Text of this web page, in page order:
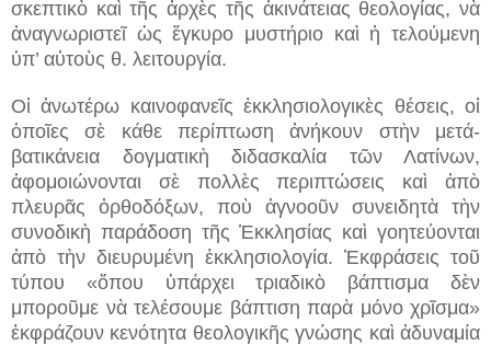
σκεπτικὸ καὶ τῆς ἀρχὲς τῆς ἀκινάτειας θεολογίας, νὰ
ἀναγνωριστεῖ ὡς ἔγκυρο μυστήριο καὶ ἡ τελούμενη
ὑπ’ αὐτοὺς θ. λειτουργία.
Οἱ ἀνωτέρω καινοφανεῖς ἐκκλησιολογικὲς θέσεις, οἱ
ὁποῖες σὲ κάθε περίπτωση ἀνήκουν στὴν μετά-
βατικάνεια δογματικὴ διδασκαλία τῶν Λατίνων,
ἀφομοιώνονται σὲ πολλὲς περιπτώσεις καὶ ἀπὸ
πλευρᾶς ὀρθοδόξων, ποὺ ἀγνοοῦν συνειδητὰ τὴν
συνοδικὴ παράδοση τῆς Ἐκκλησίας καὶ γοητεύονται
ἀπὸ τὴν διευρυμένη ἐκκλησιολογία. Ἐκφράσεις τοῦ
τύπου «ὅπου ὑπάρχει τριαδικὸ βάπτισμα δὲν
μποροῦμε νὰ τελέσουμε βάπτιση παρὰ μόνο χρῖσμα»
ἐκφράζουν κενότητα θεολογικῆς γνώσης καὶ ἀδυναμία